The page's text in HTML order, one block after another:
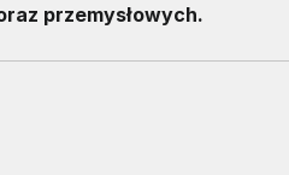
przemysłowych.